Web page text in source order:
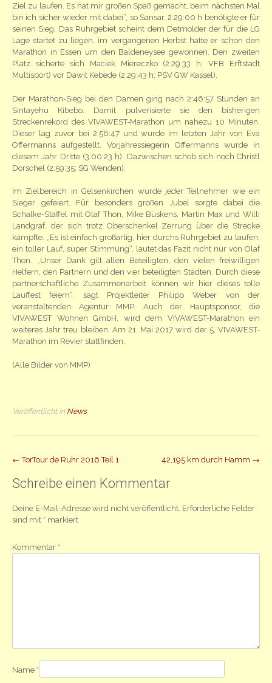
Ziel zu laufen. Es hat mir großen Spaß gemacht, beim nächsten Mal
bin ich sicher wieder mit dabei“, so Sansar. 2:29:00 h benötigte er für
seinen Sieg. Das Ruhrgebiet scheint dem Detmolder der für die LG
Lage startet zu liegen, im vergangenen Herbst hatte er schon den
Marathon in Essen um den Baldeneysee gewonnen. Den zweiten
Platz sicherte sich Maciek Miereczko (2:29:33 h; VFB Erftstadt
Multisport) vor Dawit Kebede (2:29:43 h; PSV GW Kassel).
Der Marathon-Sieg bei den Damen ging nach 2:46:57 Stunden an
Sintayehu Kibebo. Damit pulverisierte sie den bisherigen
Streckenrekord des VIVAWEST-Marathon um nahezu 10 Minuten.
Dieser lag zuvor bei 2:56:47 und wurde im letzten Jahr von Eva
Offermanns aufgestellt. Vorjahressiegerin Offermanns wurde in
diesem Jahr Dritte (3:00:23 h). Dazwischen schob sich noch Christl
Dörschel (2:59:35; SG Wenden).
Im Zielbereich in Gelsenkirchen wurde jeder Teilnehmer wie ein
Sieger gefeiert. Für besonders großen Jubel sorgte dabei die
Schalke-Staffel mit Olaf Thon, Mike Büskens, Martin Max und Willi
Landgraf, der sich trotz Oberschenkel Zerrung über die Strecke
kämpfte. „Es ist einfach großartig, hier durchs Ruhrgebiet zu laufen,
ein toller Lauf, super Stimmung“, lautet das Fazit nicht nur von Olaf
Thon. „Unser Dank gilt allen Beteiligten, den vielen freiwilligen
Helfern, den Partnern und den vier beteiligten Städten. Durch diese
partnerschaftliche Zusammenarbeit können wir hier dieses tolle
Lauffest feiern“, sagt Projektleiter Philipp Weber von der
veranstaltenden Agentur MMP. Auch der Hauptsponsor, die
VIVAWEST Wohnen GmbH, wird dem VIVAWEST-Marathon ein
weiteres Jahr treu bleiben. Am 21. Mai 2017 wird der 5. VIVAWEST-
Marathon im Revier stattfinden.
(Alle Bilder von MMP)
Veröffentlicht in News
Beitrag
Navigation
← TorTour de Ruhr 2016 Teil 1 42,195 km durch Hamm →
Schreibe einen Kommentar
Deine E-Mail-Adresse wird nicht veröffentlicht. Erforderliche Felder
sind mit * markiert
Kommentar *
Name *